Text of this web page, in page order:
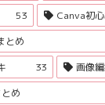
53 Canva初
とめ
33 画像
め